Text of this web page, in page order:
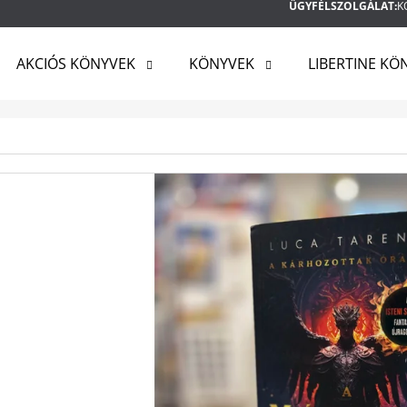
ÜGYFÉLSZOLGÁLAT:
AKCIÓS KÖNYVEK KÖNYVEK LIBERTINE
KERESÉS
AJÁNLJUK